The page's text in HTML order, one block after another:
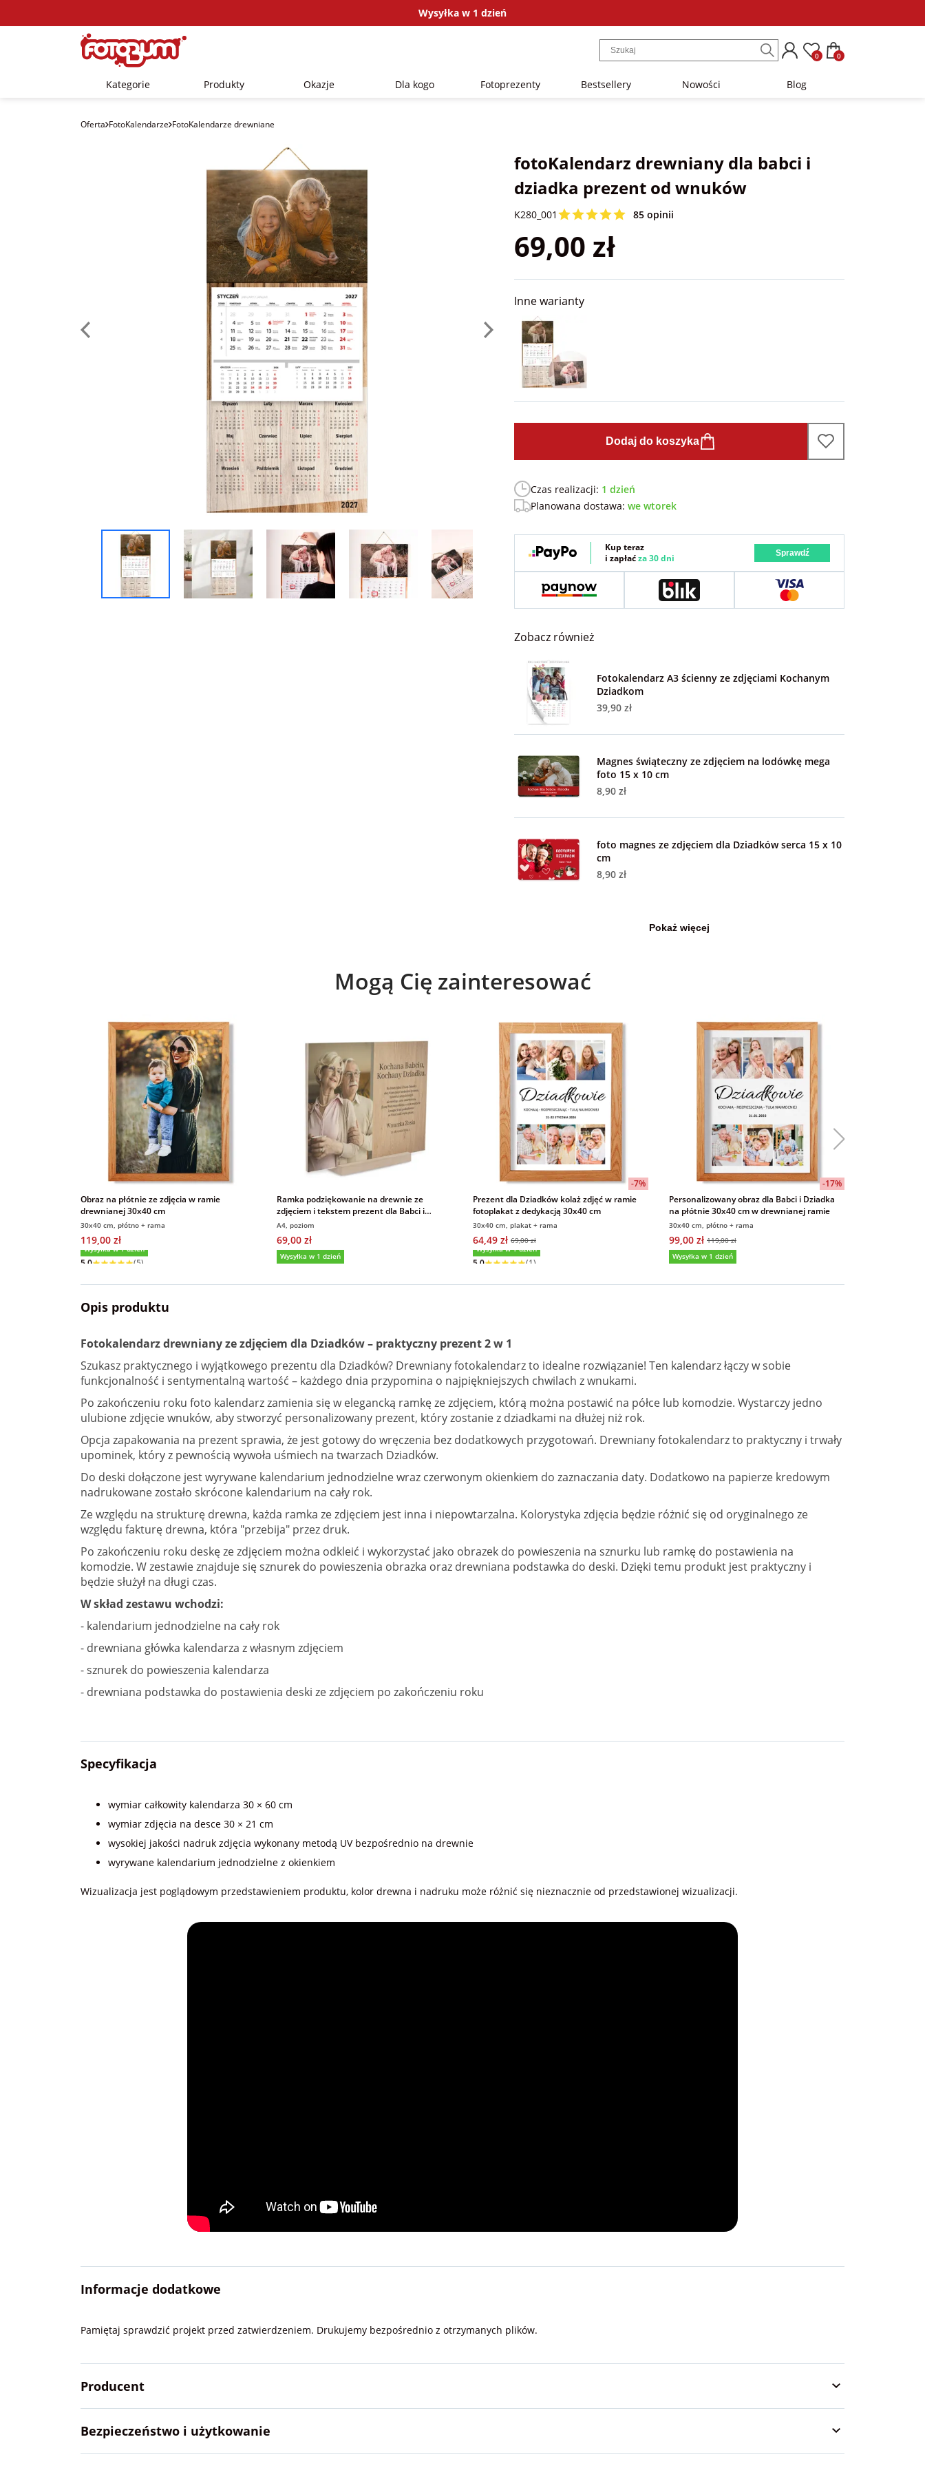
Wysyłka w 1 dzień
0 0
Kategorie Produkty Okazje Dla kogo Fotoprezenty Bestsellery Nowości Blog
Oferta FotoKalendarze FotoKalendarze drewniane
fotoKalendarz drewniany dla babci i
dziadka prezent od wnuków
K280_001 85 opinii
69,00 zł
Inne warianty
Dodaj do koszyka
Czas realizacji: 1 dzień
Planowana dostawa: we wtorek
Kup teraz
i zapłaćza 30 dni Sprawdź
Zobacz również
Fotokalendarz A3 ścienny ze zdjęciami Kochanym
Dziadkom
39,90 zł
Magnes świąteczny ze zdjęciem na lodówkę mega
foto 15 x 10 cm
8,90 zł
foto magnes ze zdjęciem dla Dziadków serca 15 x 10
cm
8,90 zł
Pokaż więcej
Mogą Cię zainteresować
Obraz na płótnie ze zdjęcia w ramie
drewnianej 30x40 cm
30x40 cm, płótno + rama
119,00 zł
Wysyłka w 1 dzień
Ramka podziękowanie na drewnie ze
zdjęciem i tekstem prezent dla Babci i
Dziadka
A4, poziom
69,00 zł
Wysyłka w 1 dzień
-7%
Prezent dla Dziadków kolaż zdjęć w ramie
fotoplakat z dedykacją 30x40 cm
30x40 cm, plakat + rama
64,49 zł 69,00 zł
Wysyłka w 1 dzień
-17%
Personalizowany obraz dla Babci i Dziadka
na płótnie 30x40 cm w drewnianej ramie
30x40 cm, płótno + rama
99,00 zł 119,00 zł
Wysyłka w 1 dzień
Opis produktu
Fotokalendarz drewniany ze zdjęciem dla Dziadków – praktyczny prezent 2 w 1
Szukasz praktycznego i wyjątkowego prezentu dla Dziadków? Drewniany fotokalendarz to idealne rozwiązanie! Ten kalendarz łączy w sobie
funkcjonalność i sentymentalną wartość – każdego dnia przypomina o najpiękniejszych chwilach z wnukami.
Po zakończeniu roku foto kalendarz zamienia się w elegancką ramkę ze zdjęciem, którą można postawić na półce lub komodzie. Wystarczy jedno
ulubione zdjęcie wnuków, aby stworzyć personalizowany prezent, który zostanie z dziadkami na dłużej niż rok.
Opcja zapakowania na prezent sprawia, że jest gotowy do wręczenia bez dodatkowych przygotowań. Drewniany fotokalendarz to praktyczny i trwały
upominek, który z pewnością wywoła uśmiech na twarzach Dziadków.
Do deski dołączone jest wyrywane kalendarium jednodzielne wraz czerwonym okienkiem do zaznaczania daty. Dodatkowo na papierze kredowym
nadrukowane zostało skrócone kalendarium na cały rok.
Ze względu na strukturę drewna, każda ramka ze zdjęciem jest inna i niepowtarzalna. Kolorystyka zdjęcia będzie różnić się od oryginalnego ze
względu fakturę drewna, która "przebija" przez druk.
Po zakończeniu roku deskę ze zdjęciem można odkleić i wykorzystać jako obrazek do powieszenia na sznurku lub ramkę do postawienia na
komodzie. W zestawie znajduje się sznurek do powieszenia obrazka oraz drewniana podstawka do deski. Dzięki temu produkt jest praktyczny i
będzie służył na długi czas.
W skład zestawu wchodzi:
- kalendarium jednodzielne na cały rok
- drewniana główka kalendarza z własnym zdjęciem
- sznurek do powieszenia kalendarza
- drewniana podstawka do postawienia deski ze zdjęciem po zakończeniu roku
Specyfikacja
wymiar całkowity kalendarza 30 × 60 cm
wymiar zdjęcia na desce 30 × 21 cm
wysokiej jakości nadruk zdjęcia wykonany metodą UV bezpośrednio na drewnie
wyrywane kalendarium jednodzielne z okienkiem
Wizualizacja jest poglądowym przedstawieniem produktu, kolor drewna i nadruku może różnić się nieznacznie od przedstawionej wizualizacji.
Informacje dodatkowe
Pamiętaj sprawdzić projekt przed zatwierdzeniem. Drukujemy bezpośrednio z otrzymanych plików.
Producent
Bezpieczeństwo i użytkowanie